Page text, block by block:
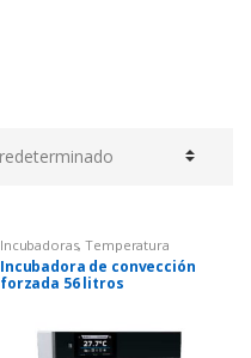
Incubadoras,Temperatura
Incubadora de convección
forzada 56 litros